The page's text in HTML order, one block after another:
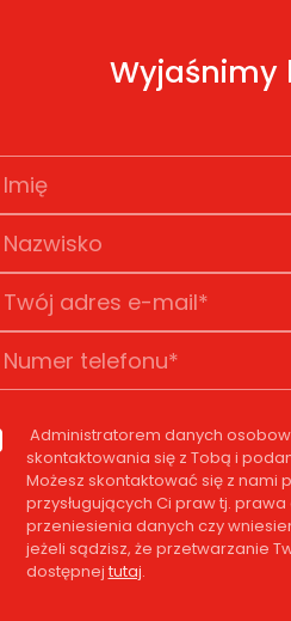
Wyjaśnimy
Administratorem danych
skontaktowania się z Tobą i
Możesz skontaktować się z nami
przysługujących Ci praw tj.
przeniesienia danych czy
jeżeli sądzisz, że przetwarzanie
dostępnej tutaj.